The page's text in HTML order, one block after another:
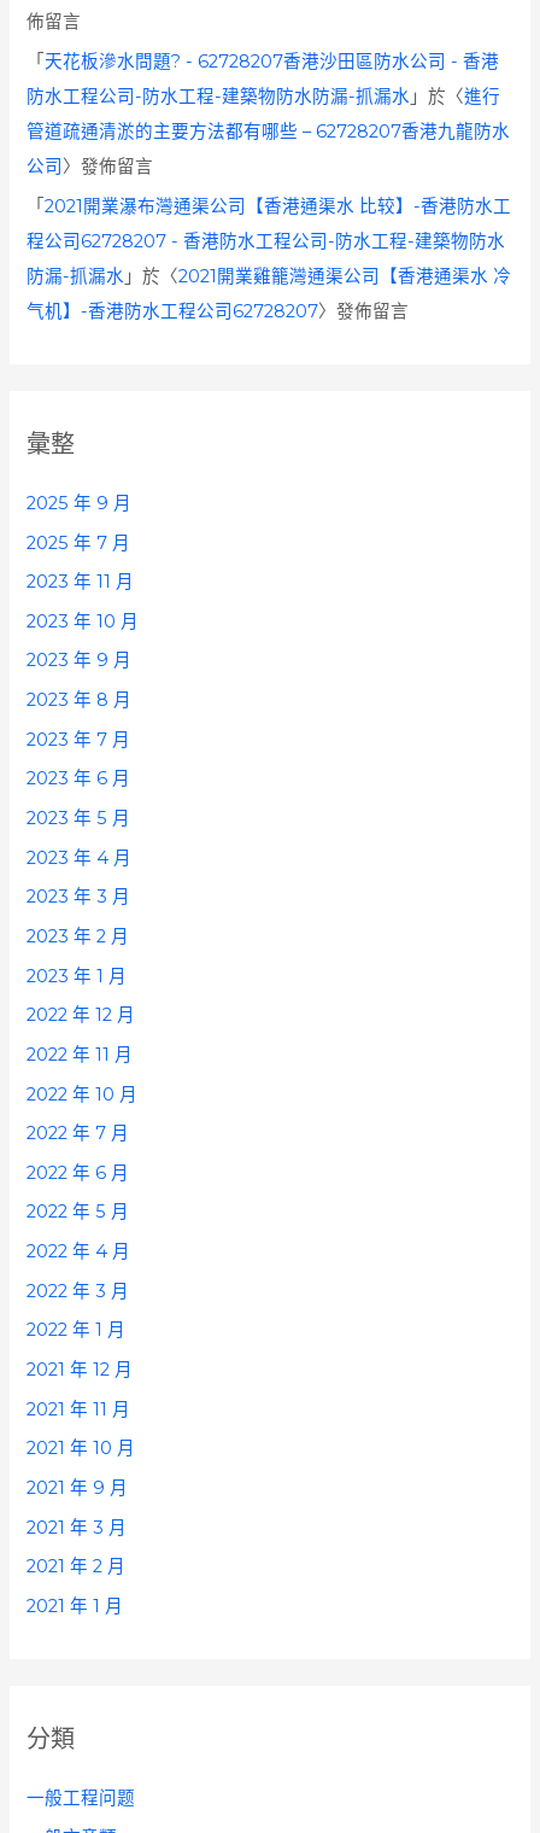
佈留言
「 天花板滲水問題? - 62728207香港沙田區防水公司 - 香港
防水工程公司-防水工程-建築物防水防漏-抓漏水 」於〈進行
管道疏通清淤的主要方法都有哪些 – 62728207香港九龍防水
公司 〉發佈留言
「2021開業瀑布灣通渠公司【香港通渠水 比较】-香港防水工
程公司62728207 - 香港防水工程公司-防水工程-建築物防水
防漏-抓漏水 」於〈2021開業雞籠灣通渠公司【香港通渠水 冷
气机】-香港防水工程公司62728207〉發佈留言
彙整
2025 年 9 月
2025 年 7 月
2023 年 11 月
2023 年 10 月
2023 年 9 月
2023 年 8 月
2023 年 7 月
2023 年 6 月
2023 年 5 月
2023 年 4 月
2023 年 3 月
2023 年 2 月
2023 年 1 月
2022 年 12 月
2022 年 11 月
2022 年 10 月
2022 年 7 月
2022 年 6 月
2022 年 5 月
2022 年 4 月
2022 年 3 月
2022 年 1 月
2021 年 12 月
2021 年 11 月
2021 年 10 月
2021 年 9 月
2021 年 3 月
2021 年 2 月
2021 年 1 月
分類
一般工程问题